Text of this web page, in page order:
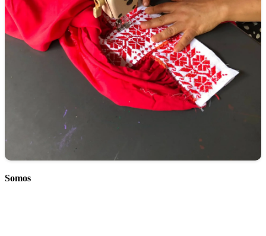
Somos